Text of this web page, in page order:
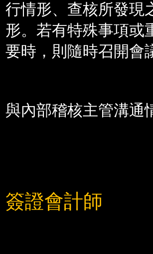
行情形、查核所發現
形。若有特殊事項或
要時，則隨時召開會
與內部稽核主管溝
簽證會計師